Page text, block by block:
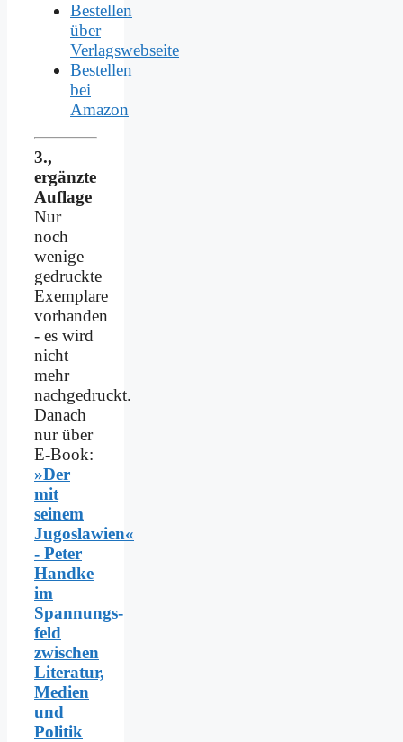
Bestellen
über
Verlagswebseite
Bestellen
bei
Amazon
3.,
ergänzte
Auflage
Nur
noch
wenige
gedruckte
Exemplare
vorhanden
- es wird
nicht
mehr
nachgedruckt.
Danach
nur über
E-Book:
»Der
mit
seinem
Jugoslawien«
- Peter
Handke
im
Spannungs­
feld
zwischen
Literatur,
Medien
und
Politik